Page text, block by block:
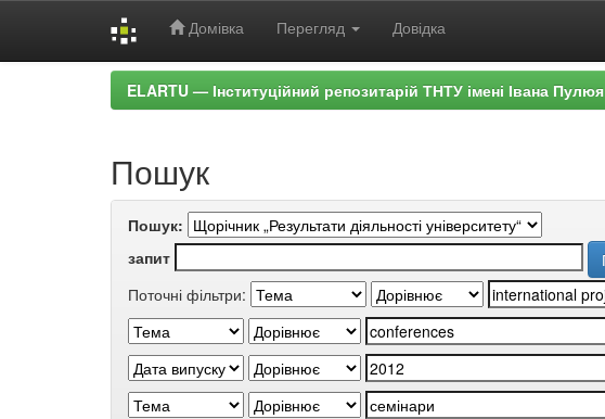
Домівка Перегляд Довідка
ELARTU — Інституційний репозитарій ТНТУ імені Івана Пулюя
Пошук
Пошук:
запит
Поточні фільтри: